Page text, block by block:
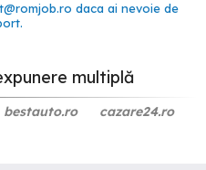
daca ai nevoie de
multiplă
bestauto.ro cazare24.ro